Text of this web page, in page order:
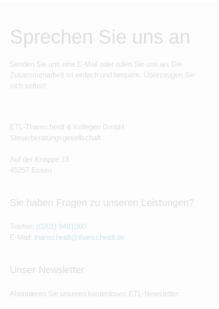
Sprechen Sie uns an
Senden Sie uns eine E-Mail oder rufen Sie uns an. Die
Zusammenarbeit ist einfach und bequem. Überzeugen Sie
sich selbst!
ETL-Thanscheidt & Kollegen GmbH
Steuerberatungsgesellschaft
Auf der Knappe 13
45257 Essen
Sie haben Fragen zu unseren Leistungen?
Telefon: (0201) 8481060
E-Mail: thanscheidt@thanscheidt.de
Unser Newsletter
Abonnieren Sie unseren kostenlosen ETL-Newsletter.